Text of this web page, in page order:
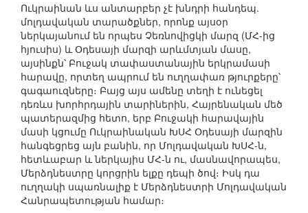
Ուկրաինան ևս անտարբեր չէ խնդրի հանդեպ.
մոլդավական տարածքներ, որոնք այսօր
ներկայանում են որպես Չեռնովիցկի մարզ (ՄՀ-ից
հյուսիս) և Օդեսայի մարզի արևմտյան մասը,
այսինքն՝ Բուջակ տափաստանային երկրամասի
հարավը, որտեղ ապրում են ուղղափառ թյուրքերը՝
գագաուզները։ Բայց այս ամենը տեղի է ունեցել
դեռևս խորհրդային տարիներին, Հայրենական մեծ
պատերազմից հետո, երբ Բուջակի հարավային
մասի կցումը Ուկրաինական ԽՍՀ Օդեսայի մարզին
հանգեցրեց այն բանին, որ Մոլդավական ԽՍՀ-ն,
հետևաբար և ներկայիս ՄՀ-ն ու, մասնավորապես,
Մերձդնեստրը կորցրին ելքը դեպի ծով։ Իսկ դա
ուղղակի սպառնալիք է Մերձդնեստրի Մոլդավական
Հանրապետության համար։